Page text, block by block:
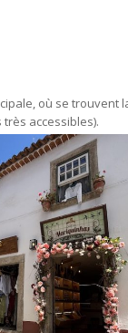
où se trouvent
accessibles).